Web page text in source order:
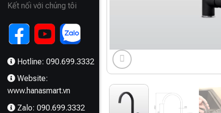
Kết nối với chúng tôi
Hotline: 090.699.3332
Website:
www.hanasmart.vn
Zalo: 090.699.3332